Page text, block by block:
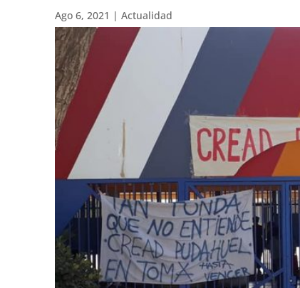
Ago 6, 2021 |Actualidad